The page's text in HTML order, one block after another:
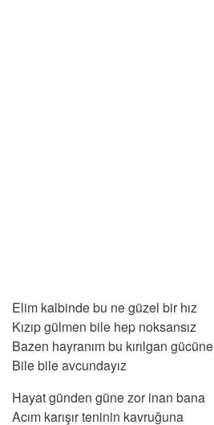
Elim kalbinde bu ne güzel bir hız
Kızıp gülmen bile hep noksansız
Bazen hayranım bu kırılgan gücüne
Bile bile avcundayız
Hayat günden güne zor inan bana
Acım karışır teninin kavruğuna